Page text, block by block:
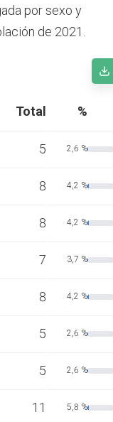
por sexo y
de 2021.
Total %
5 2,6 %
8 4,2 %
8 4,2 %
7 3,7 %
8 4,2 %
5 2,6 %
5 2,6 %
11 5,8 %